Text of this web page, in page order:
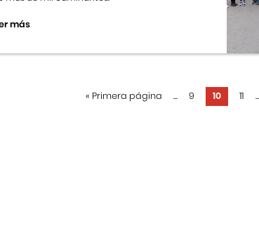
más
« Primera página ... 9 10 11 ...